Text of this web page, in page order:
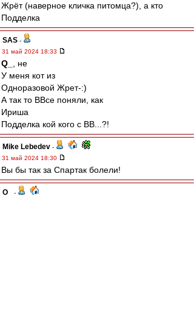
Жрёт (наверное кличка питомца?), а кто
Подделка
SAS -
31 май 2024 18:33
Q_
, не
У меня кот из
Одноразовой Жрет-:)
А так то ВВсе поняли, как
Ириша
Подделка кой кого с ВВ...?!
Mike Lebedev -
31 май 2024 18:30
Вы бы так за Спартак болели!
Q_
-